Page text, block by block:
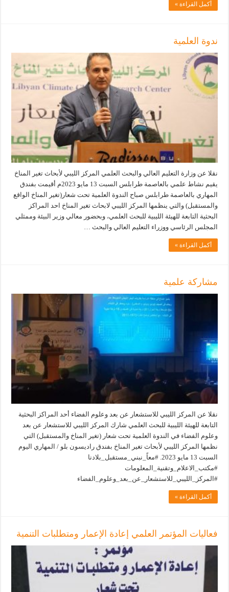
أكمل القراءة »
ندوة العلمية
نقلا عن وزارة التعليم العالي والبحث العلمي المركز الليبي لأبحاث تغير المناخ
يقيم نشاط علمي بالعاصمة طرابلس السبت 13 مايو 2023م أقيمت بفندق
المهاري بالعاصمة طرابلس صباح الندوة العلمية تحت شعار(تغير المناخ الواقع
والمستقبل) والتي ينظمها المركز الليبي لابحاث تغير المناخ احد المراكز
البحثية التابعة للهيئة الليبية للبحث العلمي، وبحضور معالي وزير البيئة وممثلي
المجلس الرئاسي ووزراء التعليم العالي والبحث …
أكمل القراءة »
مشاركة علمية
نقلا عن المركز الليبي للاستشعار عن بعد وعلوم الفضاء أحد المراكز البحثية
التابعة للهيئة الليبية للبحث العلمي شارك المركز الليبي للاستشعار عن بعد
وعلوم الفضاء في الندوة العلمية تحت شعار (تغير المناخ والمستقبل) التي
نظمها المركز الليبي لأبحاث تغير المناخ بفندق راديسون بلو / المهاري اليوم
السبت 13 مايو 2023. #معاً_نبني_مستقبل_بلادنا
#مكتب_الاعلام_وتقنية_المعلومات
#المركز_الليبي_للاستشعار_عن_بعد_وعلوم_الفضاء
أكمل القراءة »
فعاليات المؤتمر العلمي إعادة الإعمار ومتطلبات التنمية